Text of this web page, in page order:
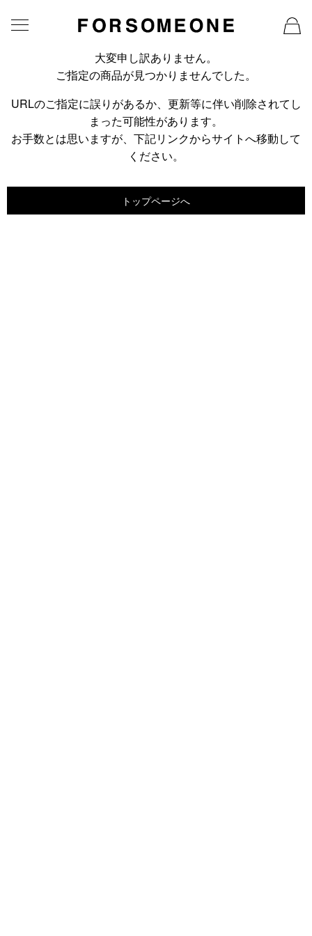
大変申し訳ありません。
ご指定の商品が見つかりませんでした。
URLのご指定に誤りがあるか、更新等に伴い削除されてし
まった可能性があります。
お手数とは思いますが、下記リンクからサイトへ移動して
ください。
トップページへ